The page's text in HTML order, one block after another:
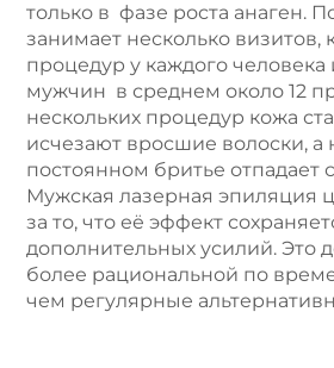
только в фазе роста анаген.
занимает несколько визитов,
процедур у каждого человека
мужчин в среднем около 12
нескольких процедур кожа
исчезают вросшие волоски, а
постоянном бритье отпадает
Мужская лазерная эпиляция
за то, что её эффект
дополнительных усилий. Это
более рациональной по
чем регулярные